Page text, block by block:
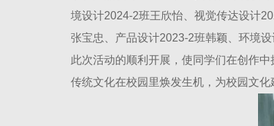
境设计2024-2班王欣怡、视觉传达设计
张宝忠、产品设计2023-2班韩颖、环境
此次活动的顺利开展，使同学们在创作
传统文化在校园里焕发生机，为校园文